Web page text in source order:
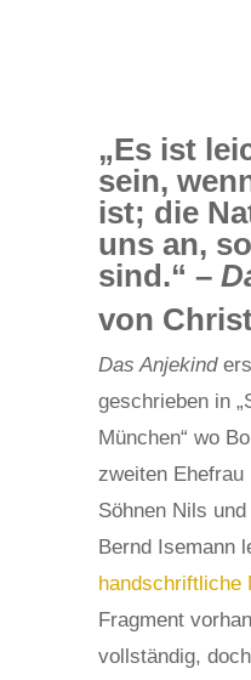
„Es ist
sein,
ist; die
uns an,
sind.“ –
von
Das Anjekind
geschrieben in
München“ wo
zweiten Ehefrau
Söhnen Nils
Bernd Isemann
handschriftliche
Fragment
vollständig,